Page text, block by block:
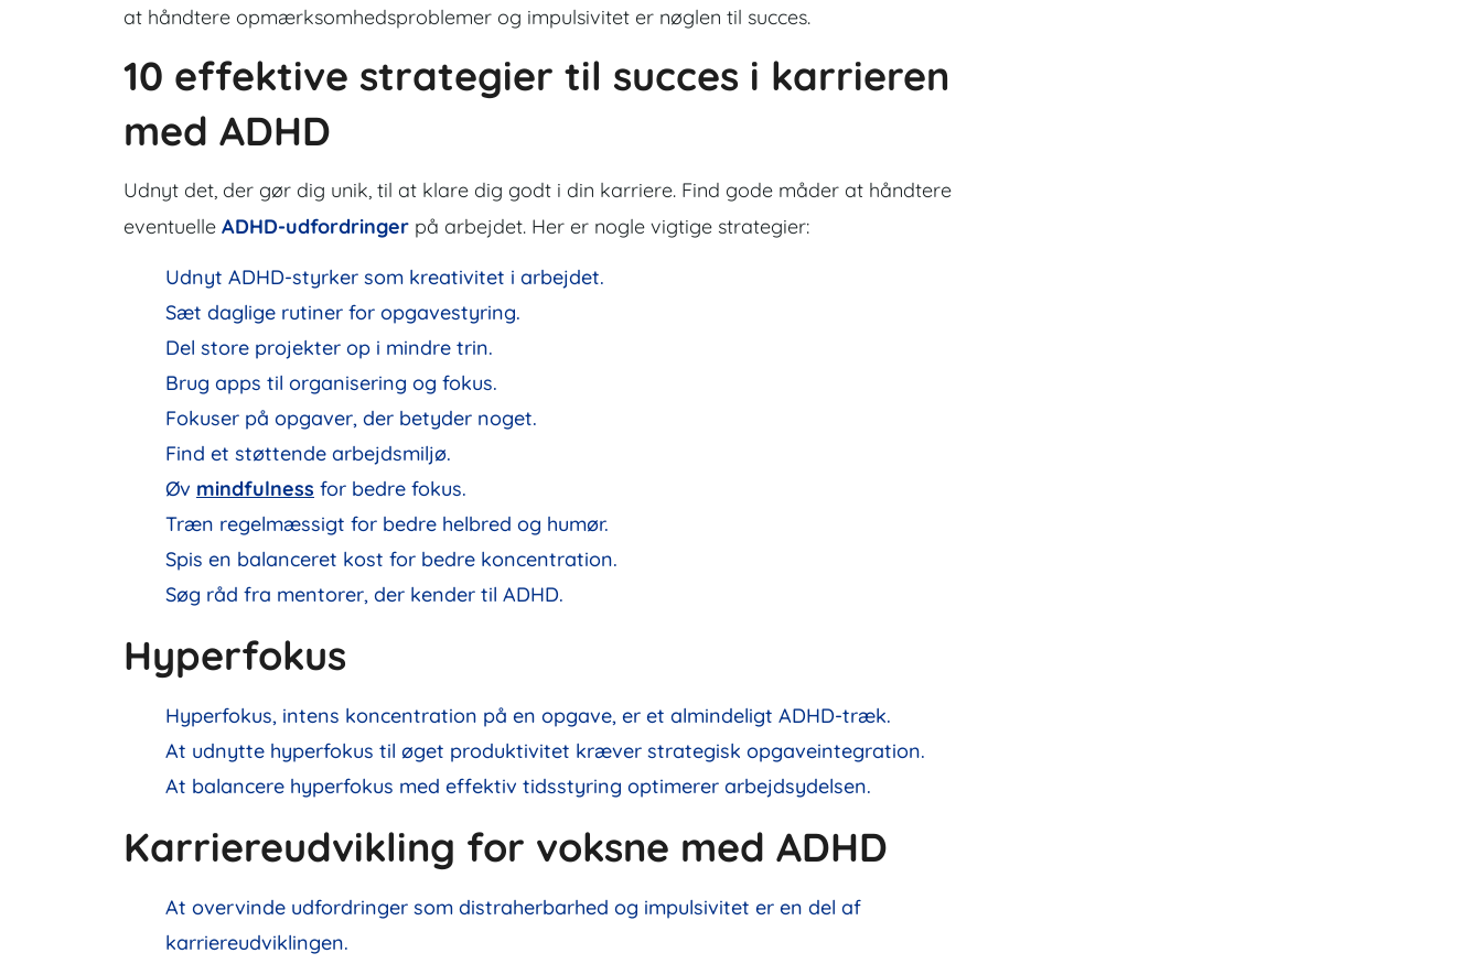
at håndtere opmærksomhedsproblemer og impulsivitet er nøglen til succes.
10 effektive strategier til succes i karrieren
med ADHD
Udnyt det, der gør dig unik, til at klare dig godt i din karriere. Find gode måder at håndtere
eventuelle ADHD-udfordringer på arbejdet. Her er nogle vigtige strategier:
Udnyt ADHD-styrker som kreativitet i arbejdet.
Sæt daglige rutiner for opgavestyring.
Del store projekter op i mindre trin.
Brug apps til organisering og fokus.
Fokuser på opgaver, der betyder noget.
Find et støttende arbejdsmiljø.
Øv mindfulness for bedre fokus.
Træn regelmæssigt for bedre helbred og humør.
Spis en balanceret kost for bedre koncentration.
Søg råd fra mentorer, der kender til ADHD.
Hyperfokus
Hyperfokus, intens koncentration på en opgave, er et almindeligt ADHD-træk.
At udnytte hyperfokus til øget produktivitet kræver strategisk opgaveintegration.
At balancere hyperfokus med effektiv tidsstyring optimerer arbejdsydelsen.
Karriereudvikling for voksne med ADHD
At overvinde udfordringer som distraherbarhed og impulsivitet er en del af
karriereudviklingen.